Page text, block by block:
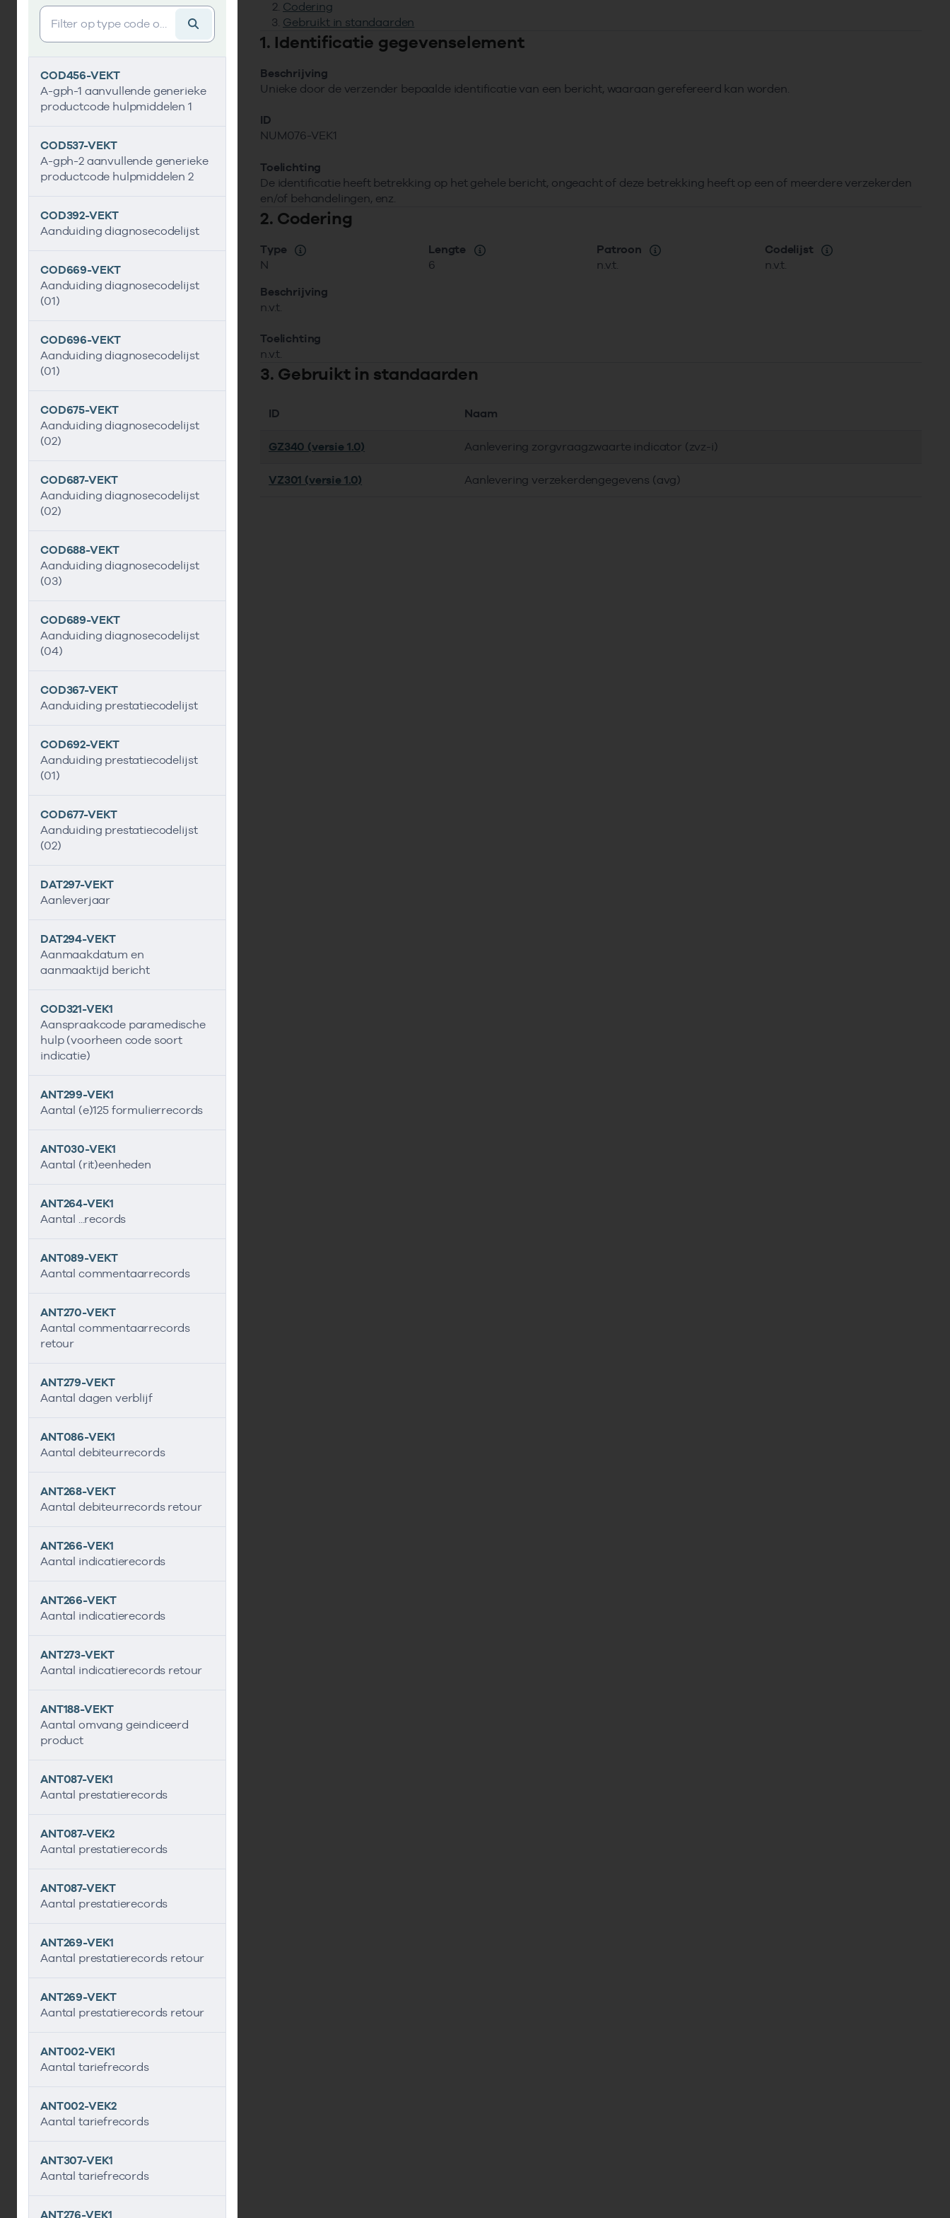
Vind gegevens&shy;element
COD456-VEKT
A-gph-1 aanvullende generieke
productcode hulpmiddelen 1
COD537-VEKT
A-gph-2 aanvullende generieke
productcode hulpmiddelen 2
COD392-VEKT
Aanduiding diagnosecodelijst
COD669-VEKT
Aanduiding diagnosecodelijst
(01)
COD696-VEKT
Aanduiding diagnosecodelijst
(01)
COD675-VEKT
Aanduiding diagnosecodelijst
(02)
COD687-VEKT
Aanduiding diagnosecodelijst
(02)
COD688-VEKT
Aanduiding diagnosecodelijst
(03)
COD689-VEKT
Aanduiding diagnosecodelijst
(04)
COD367-VEKT
Aanduiding prestatiecodelijst
COD692-VEKT
Aanduiding prestatiecodelijst
(01)
COD677-VEKT
Aanduiding prestatiecodelijst
(02)
DAT297-VEKT
Aanleverjaar
DAT294-VEKT
Aanmaakdatum en
aanmaaktijd bericht
COD321-VEK1
Aanspraakcode paramedische
hulp (voorheen code soort
indicatie)
ANT299-VEK1
Aantal (e)125 formulierrecords
ANT030-VEK1
Aantal (rit)eenheden
ANT264-VEK1
Aantal ...records
ANT089-VEKT
Aantal commentaarrecords
ANT270-VEKT
Aantal commentaarrecords
retour
ANT279-VEKT
Aantal dagen verblijf
ANT086-VEK1
Aantal debiteurrecords
ANT268-VEKT
Aantal debiteurrecords retour
ANT266-VEK1
Aantal indicatierecords
ANT266-VEKT
Aantal indicatierecords
ANT273-VEKT
Aantal indicatierecords retour
ANT188-VEKT
Aantal omvang geindiceerd
product
ANT087-VEK1
Aantal prestatierecords
ANT087-VEK2
Aantal prestatierecords
ANT087-VEKT
Aantal prestatierecords
ANT269-VEK1
Aantal prestatierecords retour
ANT269-VEKT
Aantal prestatierecords retour
ANT002-VEK1
Aantal tariefrecords
ANT002-VEK2
Aantal tariefrecords
ANT307-VEK1
Aantal tariefrecords
ANT276-VEK1
Codering
Gebruikt in standaarden
1. Identificatie gegevenselement
Beschrijving
Unieke door de verzender bepaalde identificatie van een bericht, waaraan gerefereerd kan worden.
ID
NUM076-VEK1
Toelichting
De identificatie heeft betrekking op het gehele bericht, ongeacht of deze betrekking heeft op een of meerdere verzekerden
en/of behandelingen, enz.
2. Codering
Type
N
Lengte
6
Patroon
n.v.t.
Codelijst
n.v.t.
Beschrijving
n.v.t.
Toelichting
n.v.t.
3. Gebruikt in standaarden
ID Naam
GZ340 (versie 1.0) Aanlevering zorgvraagzwaarte indicator (zvz-i)
VZ301 (versie 1.0) Aanlevering verzekerdengegevens (avg)